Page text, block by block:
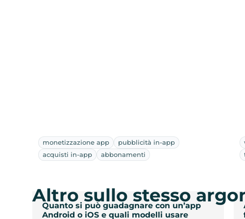
monetizzazione app
pubblicità in-app
acquisti in-app
abbonamenti
Quanto si può guadagnare con un’app
Android o iOS e quali modelli usare
Altro sullo stesso